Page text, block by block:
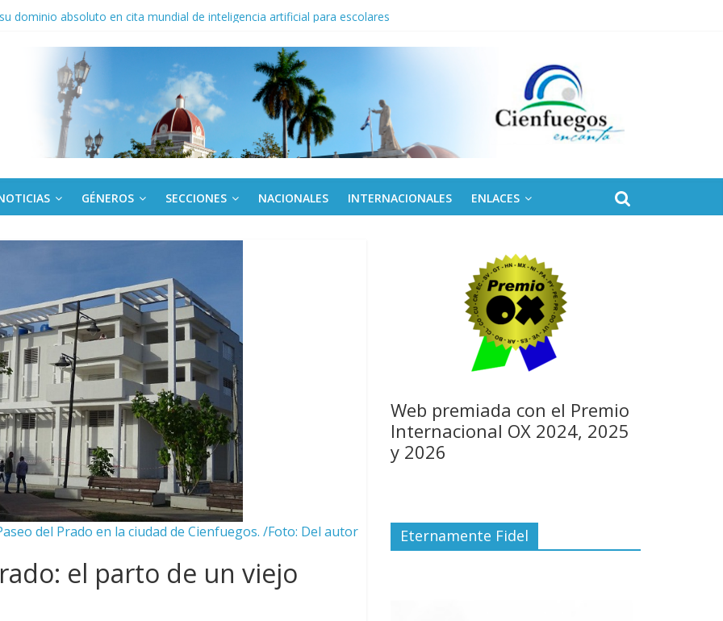
y la victoria que no aparece en el medallero
derecho a la vivienda y critica sistema financiero
del límite para trasferir desde la tarjeta Red
en el Palacio de la Revolución a delegados de la IV Asamblea Continental ALBA Movimientos
GÉNEROS SECCIONES NACIONALES INTERNACIONALES ENLACES
del Prado en la ciudad de Cienfuegos. /Foto: Del autor
el parto de un viejo
Web premiada con el Premio
Internacional OX 2024, 2025
y 2026
Eternamente Fidel